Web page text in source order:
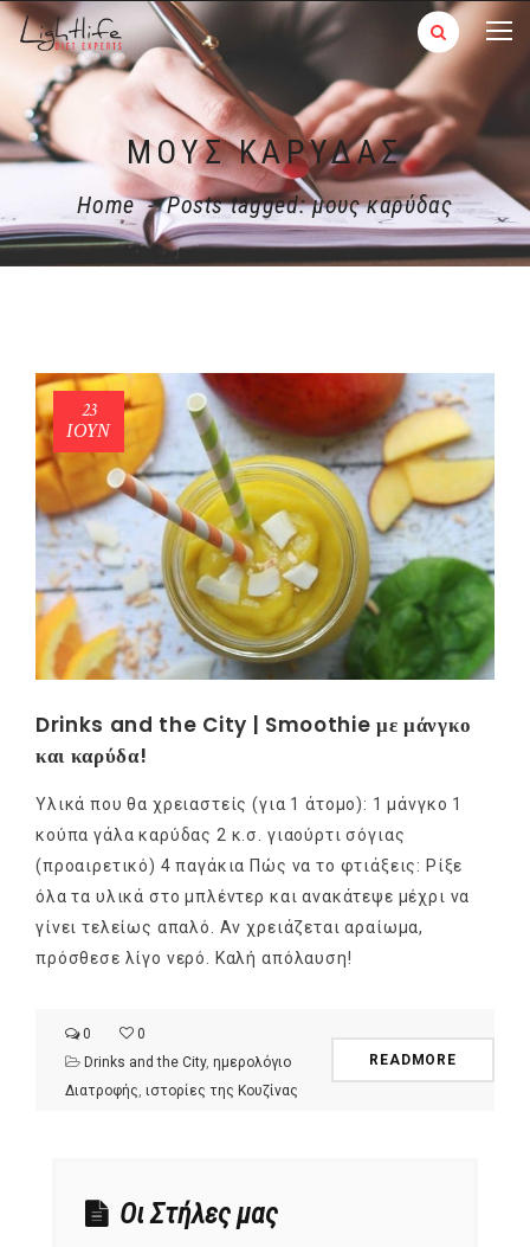
ΜΟΥΣ ΚΑΡΎΔΑΣ
Home - Posts tagged: μους καρύδας
23
ΙΟΎΝ
Drinks and the City | Smoothie με μάνγκο
και καρύδα!
Υλικά που θα χρειαστείς (για 1 άτομο): 1 μάνγκο 1
κούπα γάλα καρύδας 2 κ.σ. γιαούρτι σόγιας
(προαιρετικό) 4 παγάκια Πώς να το φτιάξεις: Ρίξε
όλα τα υλικά στο μπλέντερ και ανακάτεψε μέχρι να
γίνει τελείως απαλό. Αν χρειάζεται αραίωμα,
πρόσθεσε λίγο νερό. Καλή απόλαυση!
0
0
Drinks and the City, ημερολόγιο
Διατροφής ιστορίες της Κουζίνας
READMORE
Οι Στήλες μας